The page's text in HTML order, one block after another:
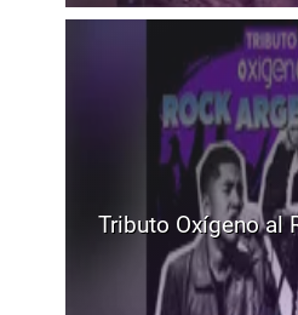
Tributo Oxígeno al